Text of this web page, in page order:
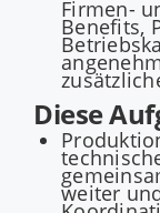
Firmen-
Benefits,
Diese
weiter